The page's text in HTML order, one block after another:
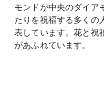
モンドが中央のダイア
たりを祝福する多くの
表しています。花と祝
があふれています。